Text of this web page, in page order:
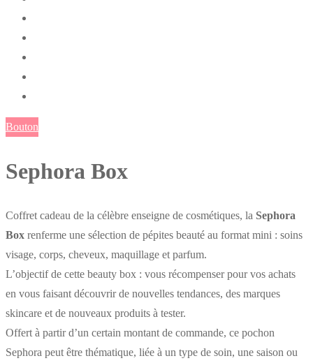
Bouton
Sephora Box
Coffret cadeau de la célèbre enseigne de cosmétiques, la Sephora
Box renferme une sélection de pépites beauté au format mini : soins
visage, corps, cheveux, maquillage et parfum.
L’objectif de cette beauty box : vous récompenser pour vos achats
en vous faisant découvrir de nouvelles tendances, des marques
skincare et de nouveaux produits à tester.
Offert à partir d’un certain montant de commande, ce pochon
Sephora peut être thématique, liée à un type de soin, une saison ou